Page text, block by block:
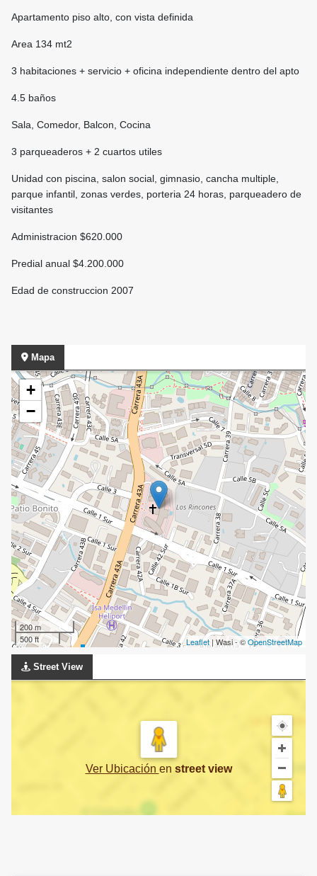
Apartamento piso alto, con vista definida
Area 134 mt2
3 habitaciones + servicio + oficina independiente dentro del apto
4.5 baños
Sala, Comedor, Balcon, Cocina
3 parqueaderos + 2 cuartos utiles
Unidad con piscina, salon social, gimnasio, cancha multiple,
parque infantil, zonas verdes, porteria 24 horas, parqueadero de
visitantes
Administracion $620.000
Predial anual $4.200.000
Edad de construccion 2007
Mapa
+
−
200 m
500 ft
Leaflet| Wasi - ©OpenStreetMap
Street View
Ver Ubicación en street view